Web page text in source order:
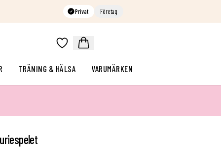
Privat Företag
TRÄNING & HÄLSA VARUMÄRKEN